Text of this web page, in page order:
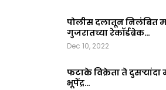
पोलीस दलातून निलंबित
गुजरातच्या रेकॉर्डब्रेक…
Dec 10, 2022
फटाके विक्रेता ते
भूपेंद्र…